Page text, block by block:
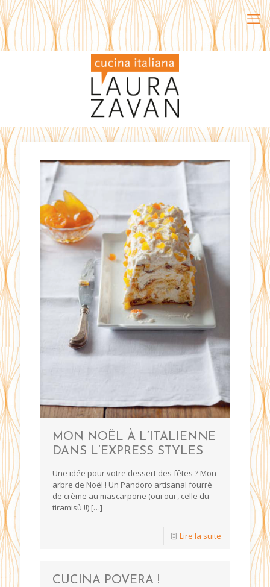
MON NOËL À L’ITALIENNE
DANS L’EXPRESS STYLES
Une idée pour votre dessert des fêtes ? Mon
arbre de Noël ! Un Pandoro artisanal fourré
de crème au mascarpone (oui oui , celle du
tiramisù !!)[…]
Lire la suite
CUCINA POVERA !